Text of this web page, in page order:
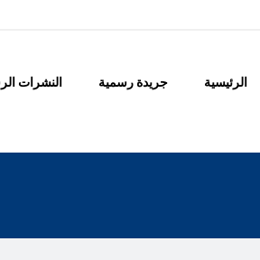
الرئيسية جريدة رسمية النشرات